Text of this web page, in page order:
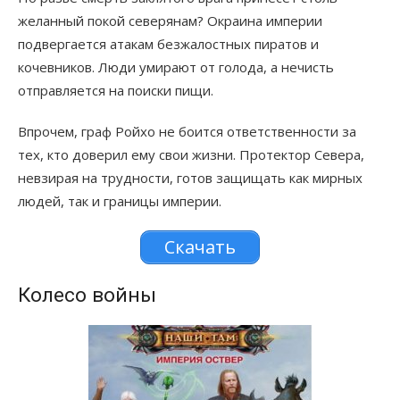
желанный покой северянам? Окраина империи
подвергается атакам безжалостных пиратов и
кочевников. Люди умирают от голода, а нечисть
отправляется на поиски пищи.
Впрочем, граф Ройхо не боится ответственности за
тех, кто доверил ему свои жизни. Протектор Севера,
невзирая на трудности, готов защищать как мирных
людей, так и границы империи.
Скачать
Колесо войны